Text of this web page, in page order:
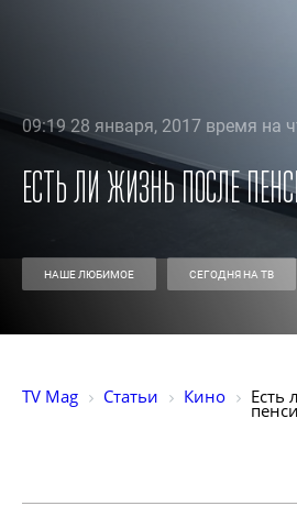
09:19 28 января, 2017 время на
Есть ли жизнь после
НАШЕ ЛЮБИМОЕ СЕГОДНЯ НА ТВ
TV Mag Статьи Кино Есть